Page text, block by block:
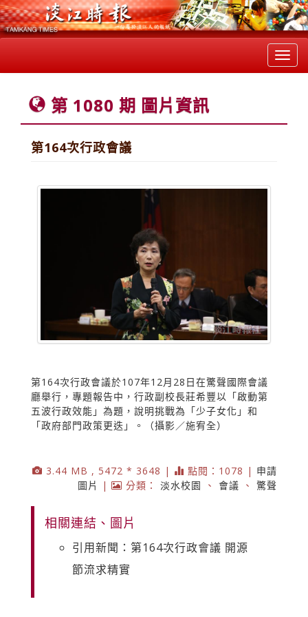
第 1080 期 圖片資訊
第164次行政會議
第164次行政會議於107年12月28日在驚聲國際會議
廳舉行，專題報告中，行政副校長莊希豐以「啟動第
五波行政效能」為題，說明挑戰為「少子女化」和
「政府部門政策更迭」。（攝影／施宥全）
3.44 MB , 5472 * 3648 | 點閱：1078 | 申請
圖片
| 分類： 淡水校園 、 會議 、 驚聲
相關連結、圖片
引用新聞：第164次行政會議 開源
節流求精實